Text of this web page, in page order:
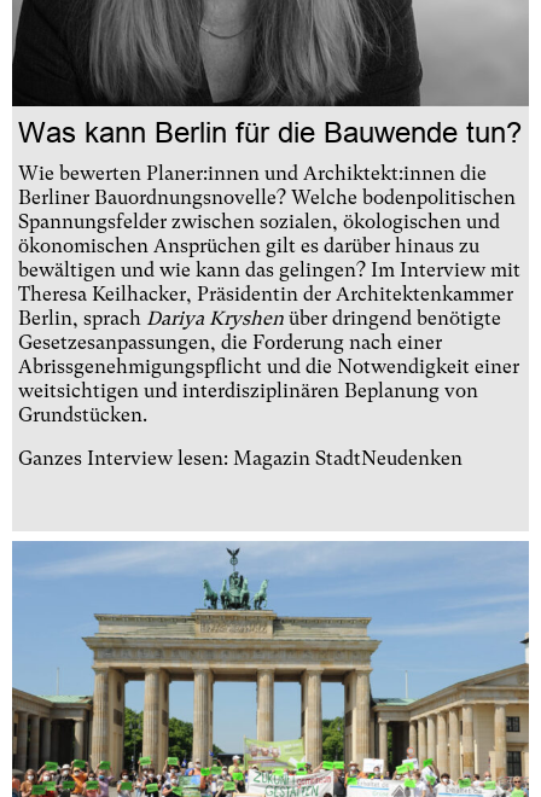
Was kann Berlin für die Bauwende tun?
Wie bewerten Planer:innen und Archiktekt:innen die
Berliner Bauordnungsnovelle? Welche bodenpolitischen
Spannungsfelder zwischen sozialen, ökologischen und
ökonomischen Ansprüchen gilt es darüber hinaus zu
bewältigen und wie kann das gelingen? Im Interview mit
Theresa Keilhacker, Präsidentin der Architektenkammer
Berlin, sprach Dariya Kryshen über dringend benötigte
Gesetzesanpassungen, die Forderung nach einer
Abrissgenehmigungspflicht und die Notwendigkeit einer
weitsichtigen und interdisziplinären Beplanung von
Grundstücken.
Ganzes Interview lesen: Magazin StadtNeudenken